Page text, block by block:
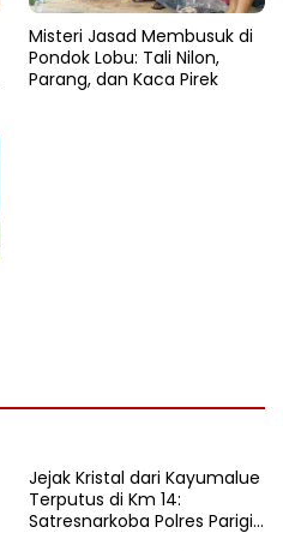
Misteri Jasad Membusuk di
Pondok Lobu: Tali Nilon,
Parang, dan Kaca Pirek
Jejak Kristal dari Kayumalue
Terputus di Km 14:
Satresnarkoba Polres Parigi